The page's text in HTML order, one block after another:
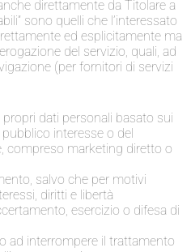
direttamente da Titolare a
sono quelli che l’interessato
ed esplicitamente ma
del servizio, quali, ad
(per fornitori di servizi
dati personali basato sui
interesse o del
compreso marketing diretto o
salvo che per motivi
diritti e libertà
esercizio o difesa di
ad interrompere il trattamento